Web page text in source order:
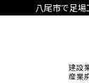
八尾市で足
建設
産業